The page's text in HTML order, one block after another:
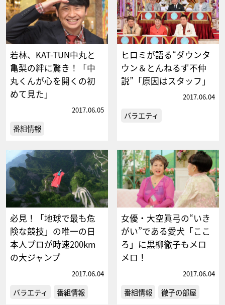
若林、KAT-TUN中丸と
亀梨の絆に驚き！「中
丸くんが心を開くの初
めて見た」
2017.06.05
番組情報
ヒロミが語る“ダウンタ
ウン＆とんねるず不仲
説”「原因はスタッフ」
2017.06.04
バラエティ
必見！「地球で最も危
険な競技」の唯一の日
本人プロが時速200km
の大ジャンプ
2017.06.04
バラエティ 番組情報
女優・大空眞弓の“いき
がい”である愛犬「ここ
ろ」に黒柳徹子もメロ
メロ！
2017.06.04
番組情報 徹子の部屋